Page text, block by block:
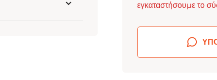
εγκαταστήσουμε το